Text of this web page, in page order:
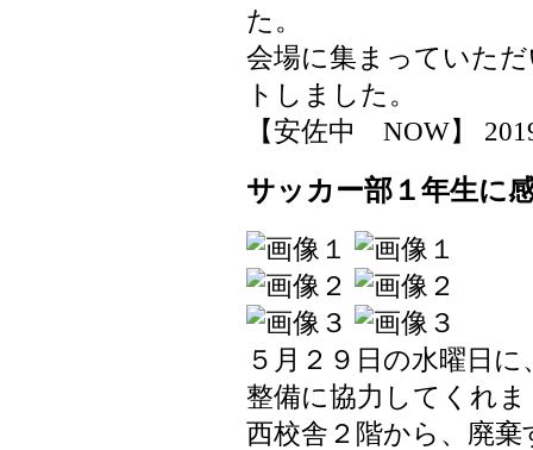
た。
会場に集まっていた
トしました。
【安佐中 NOW】
サッカー部１年生に
５月２９日の水曜日
整備に協力してくれ
西校舎２階から、廃